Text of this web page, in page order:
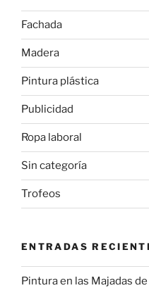
Fachada
Madera
Pintura plástica
Publicidad
Ropa laboral
Sin categoría
Trofeos
ENTRADAS
Pintura en las Majadas